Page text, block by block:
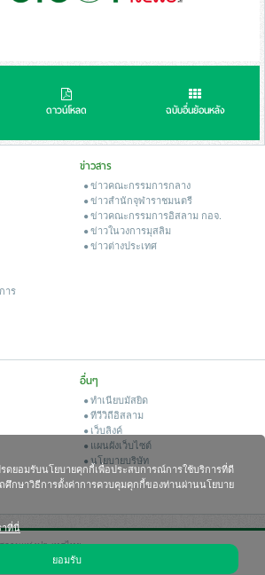
ดาวน์โหลด ฉบับอื่นย้อนหลัง
าร
ข่าวสาร
ข่าวคณะกรรมการกลาง
ข่าวสํานักจุฬาราชมนตรี
ข่าวคณะกรรมการอิสลาม กอจ.
ข่าวในวงการมุสลิม
ข่าวต่างประเทศ
อื่นๆ
ทำเนียบมัสยิด
ทีวีวิถีอิสลาม
เว็บลิงค์
แผนผังเว็บไซต์
นโยบายบริษัท
ามแห่งประเทศไทย
งชาติ เฉลิมพระเกียรติ
ทพมหานคร 10530
ดยอมรับนโยบายคุกกี้เพื่อประสบการณ์การใช้บริการที่ดี
กษาวิธีการตั้งค่าการควบคุมคุกกี้ของท่านผ่านนโยบาย
าที่นี่
ยอมรับ